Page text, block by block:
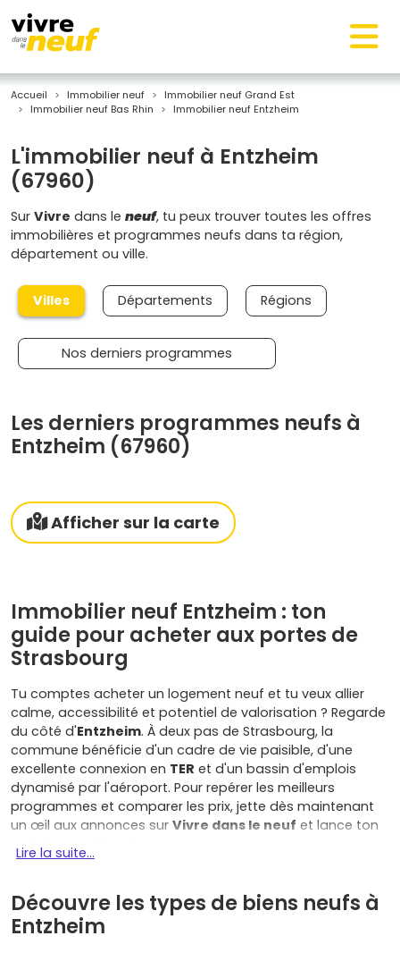
Accueil Immobilier neuf
Immobilier neuf Grand Est
Immobilier neuf Bas Rhin
Immobilier neuf Entzheim
L'immobilier neuf à Entzheim
(67960)
Sur Vivre dans le neuf, tu peux trouver toutes les offres
immobilières et programmes neufs dans ta région,
département ou ville.
Villes Départements Régions
Nos derniers programmes
Les derniers programmes neufs à
Entzheim (67960)
Afficher sur la carte
Immobilier neuf Entzheim : ton
guide pour acheter aux portes de
Strasbourg
Tu comptes acheter un logement neuf et tu veux allier
calme, accessibilité et potentiel de valorisation ? Regarde
du côté d'Entzheim. À deux pas de Strasbourg, la
commune bénéficie d'un cadre de vie paisible, d'une
excellente connexion en TER et d'un bassin d'emplois
dynamisé par l'aéroport. Pour repérer les meilleurs
programmes et comparer les prix, jette dès maintenant
un œil aux annonces sur Vivre dans le neuf et lance ton
projet sans attendre.
tout pour plaire
L'immobilier neuf à Entzheim
Lire la suite...
Découvre les types de biens neufs à
Entzheim